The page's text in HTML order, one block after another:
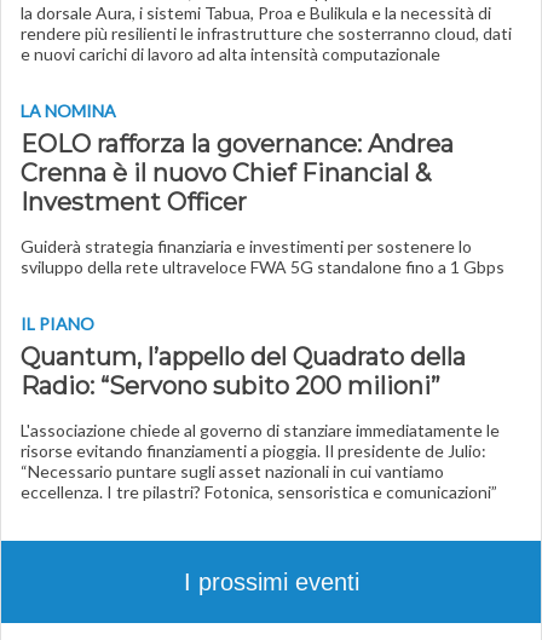
la dorsale Aura, i sistemi Tabua, Proa e Bulikula e la necessità di
rendere più resilienti le infrastrutture che sosterranno cloud, dati
e nuovi carichi di lavoro ad alta intensità computazionale
LA NOMINA
EOLO rafforza la governance: Andrea
Crenna è il nuovo Chief Financial &
Investment Officer
Guiderà strategia finanziaria e investimenti per sostenere lo
sviluppo della rete ultraveloce FWA 5G standalone fino a 1 Gbps
IL PIANO
Quantum, l’appello del Quadrato della
Radio: “Servono subito 200 milioni”
L'associazione chiede al governo di stanziare immediatamente le
risorse evitando finanziamenti a pioggia. Il presidente de Julio:
“Necessario puntare sugli asset nazionali in cui vantiamo
eccellenza. I tre pilastri? Fotonica, sensoristica e comunicazioni”
I prossimi eventi